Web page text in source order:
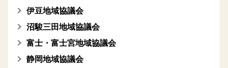
伊豆地域協議会
沼駿三田地域協議会
富士・富士宮地域協議会
静岡地域協議会